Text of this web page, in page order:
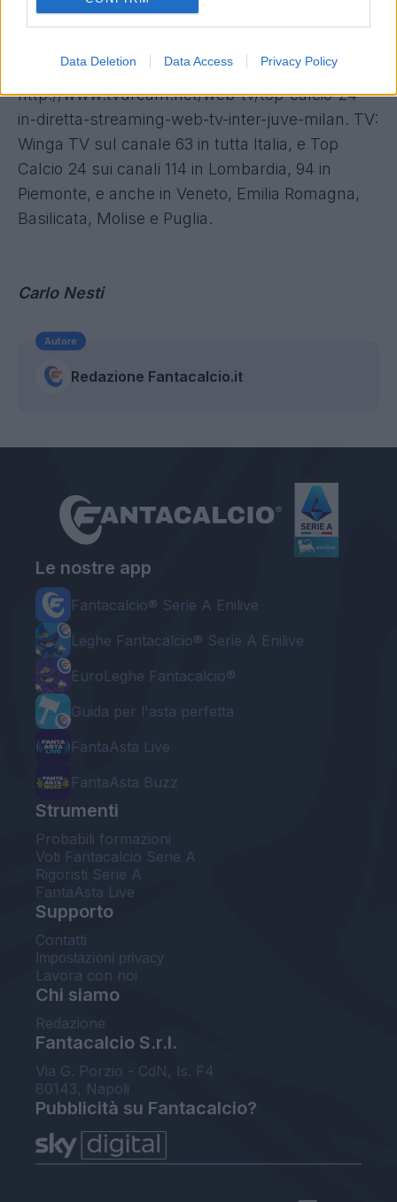
Data Deletion Data Access Privacy Policy
trovate (commento), se non vedete la partita,
02/320046201 (calcio@topcalcio24.it) - Web:
http://www.tvdream.net/web-tv/top-calcio-24-
in-diretta-streaming-web-tv-inter-juve-milan. TV:
Winga TV sul canale 63 in tutta Italia, e Top
Calcio 24 sui canali 114 in Lombardia, 94 in
Piemonte, e anche in Veneto, Emilia Romagna,
Basilicata, Molise e Puglia.
Carlo Nesti
Autore
Redazione Fantacalcio.it
Le nostre app
Fantacalcio® Serie A Enilive
Leghe Fantacalcio® Serie A Enilive
EuroLeghe Fantacalcio®
Guida per l'asta perfetta
FantaAsta Live
FantaAsta Buzz
Strumenti
Probabili formazioni
Voti Fantacalcio Serie A
Rigoristi Serie A
FantaAsta Live
Supporto
Contatti
Impostazioni privacy
Lavora con noi
Chi siamo
Redazione
Fantacalcio S.r.l.
Via G. Porzio - CdN, Is. F4
80143, Napoli
Pubblicità su Fantacalcio?